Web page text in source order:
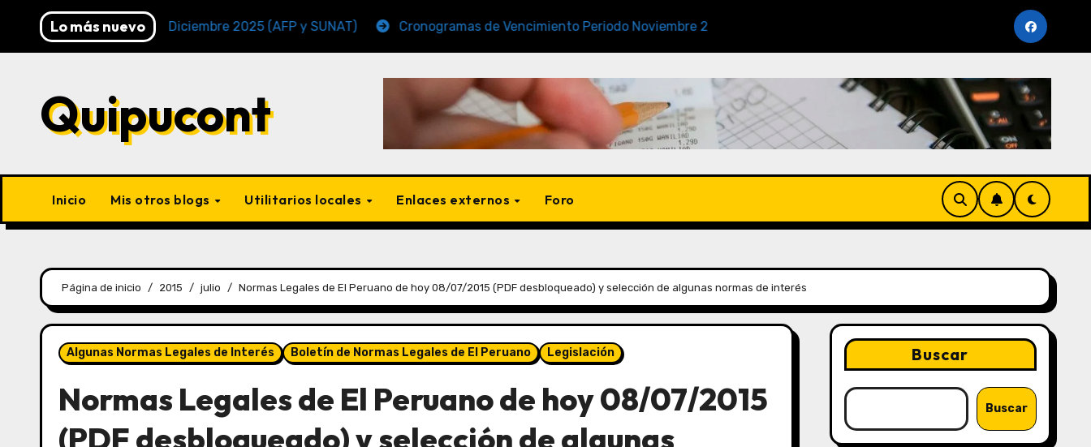
Lo más nuevo
Periodo Diciembre 2025 (AFP y SUNAT) Cronogramas de Vencimiento Periodo Noviembre 2025 (AFP y SUNAT) Cronogramas de Vencimiento Periodo
Quipucont
Inicio Mis otros blogs Utilitarios locales Enlaces externos Foro
Página de inicio 2015 julio Normas Legales de El Peruano de hoy 08/07/2015 (PDF desbloqueado) y selección de algunas normas de interés
Algunas Normas Legales de Interés Boletín de Normas Legales de El Peruano Legislación
Normas Legales de El Peruano de hoy 08/07/2015
(PDF desbloqueado) y selección de algunas
Buscar
Buscar